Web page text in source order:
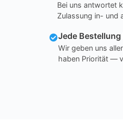
Bei uns antwortet
Zulassung in- und
Jede
Wir geben uns
haben Priorität —